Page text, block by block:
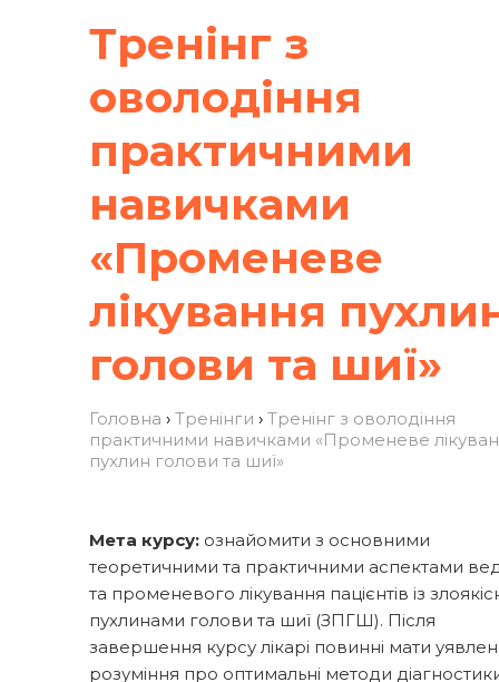
Тренінг з
оволодіння
практичними
навичками
«Променеве
лікування
голови та шиї»
Головна › Тренінги › Тренінг з оволодіння
практичними навичками «Променеве
пухлин голови та шиї»
Мета курсу: ознайомити з основними
теоретичними та практичними аспектами
та променевого лікування пацієнтів із
пухлинами голови та шиї (ЗПГШ). Після
завершення курсу лікарі повинні мати
розуміння про оптимальні методи